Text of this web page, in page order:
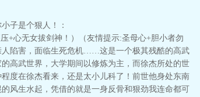
子是个狠人！：
+心无女拔剑神！）（友情提示:圣母心+胆小者勿
人陷害，面临生死危机……这是一个极其残酷的高武
高武世界，大学期间以修炼为主，而徐杰所处的世
度在徐杰看来，还是太小儿科了！前世他身处东南
风生水起，凭借的就是一身反骨和狠劲我连命都可